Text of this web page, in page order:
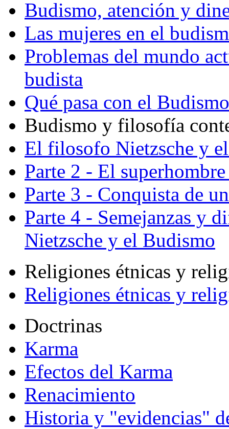
Budismo, atención y
Las mujeres en el
Problemas del mundo
budista
Qué pasa con el
Budismo y filosofía
El filosofo Nietzsche y
Parte 2 - El
Parte 3 - Conquista de
Parte 4 - Semejanzas y
Nietzsche y el Budismo
Religiones étnicas y
Religiones étnicas y
Doctrinas
Karma
Efectos del Karma
Renacimiento
Historia y "evidencias"